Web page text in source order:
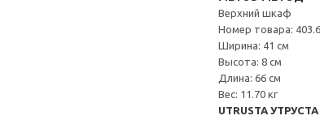
Верхний шкаф
Номер товара:
Ширина: 41 см
Высота: 8 см
Длина: 66 см
Вес: 11.70 кг
UTRUSTA УТРУСТА